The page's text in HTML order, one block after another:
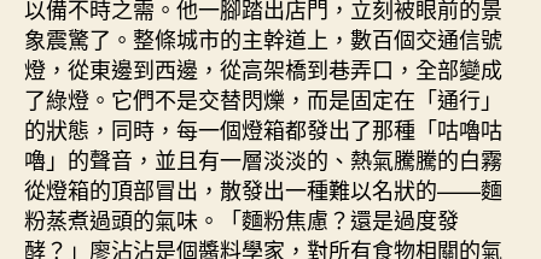
以備不時之需。他一腳踏出店門，立刻被眼前的景
象震驚了。整條城市的主幹道上，數百個交通信號
燈，從東邊到西邊，從高架橋到巷弄口，全部變成
了綠燈。它們不是交替閃爍，而是固定在「通行」
的狀態，同時，每一個燈箱都發出了那種「咕嚕咕
嚕」的聲音，並且有一層淡淡的、熱氣騰騰的白霧
從燈箱的頂部冒出，散發出一種難以名狀的——麵
粉蒸煮過頭的氣味。「麵粉焦慮？還是過度發
酵？」廖沾沾是個醬料學家，對所有食物相關的氣